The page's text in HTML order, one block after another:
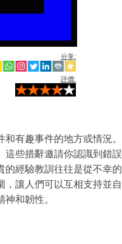
分享:
評價:
有趣事件的地方或情況。
這些措辭邀請你認識到錯誤
的經驗教訓往往是從不幸的
，讓人們可以互相支持並自
和韌性。